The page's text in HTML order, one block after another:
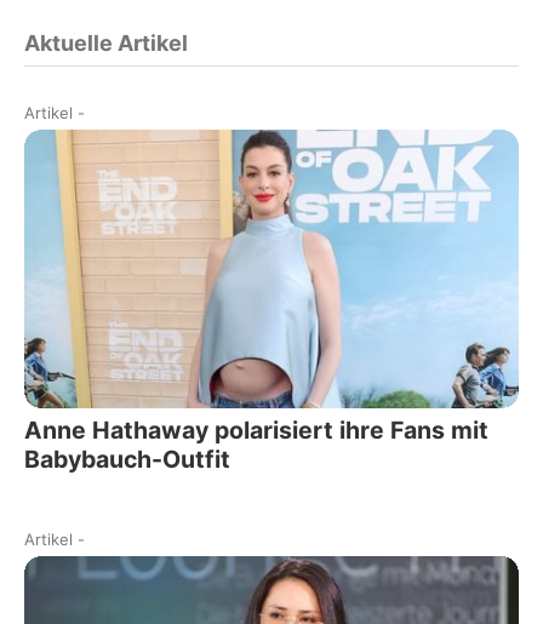
Aktuelle Artikel
Artikel -
Anne Hathaway polarisiert ihre Fans mit
Babybauch-Outfit
Artikel -